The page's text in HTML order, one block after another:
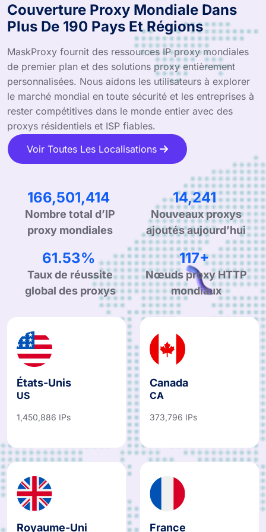
Couverture Proxy Mondiale Dans
Plus De 190 Pays Et Régions
MaskProxy fournit des ressources IP proxy mondiales
de premier plan et des solutions proxy entièrement
personnalisées. Nous aidons les utilisateurs à explorer
le marché mondial en toute sécurité et les entreprises à
rester compétitives dans le monde entier avec des
proxys résidentiels et ISP fiables.
Voir Toutes Les Localisations
259,036,021
Nombre total d’IP
proxy mondiales
22,156
Nouveaux proxys
ajoutés aujourd’hui
96.24%
Taux de réussite
global des proxys
183+
Nœuds proxy HTTP
mondiaux
États-Unis
US
1,450,886 IPs
Canada
CA
373,796 IPs
Royaume-Uni France